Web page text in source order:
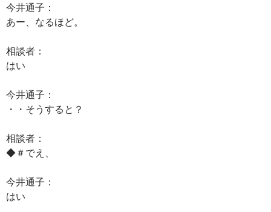
今井通子：
あー、なるほど。
相談者：
はい
今井通子：
・・そうすると？
相談者：
◆＃でえ、
今井通子：
はい